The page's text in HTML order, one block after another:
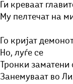
Ги креваат
Му пелтечат на
Го кријат
Но, луѓе се
Тронки
Занемуваат во